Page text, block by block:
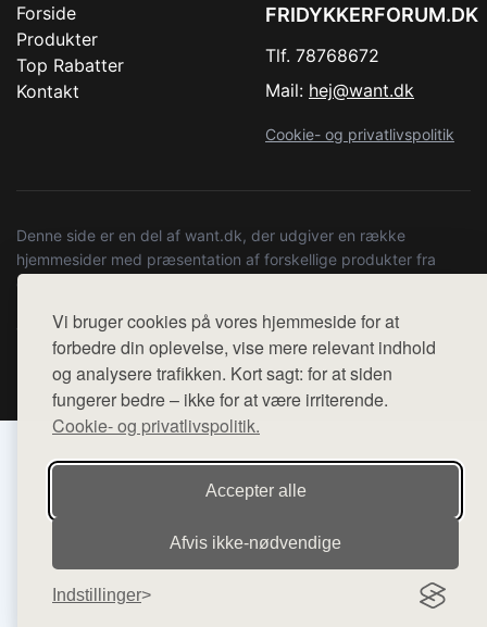
Vi bruger cookies på vores hjemmeside for at
forbedre din oplevelse, vise mere relevant indhold
og analysere trafikken. Kort sagt: for at siden
fungerer bedre – ikke for at være irriterende.
Cookie- og privatlivspolitik.
Accepter alle
Afvis ikke‑nødvendige
Indstillinger
Forside
Produkter
Top Rabatter
Kontakt
FRIDYKKERFORUM.DK
Tlf. 78768672
Mail: hej@want.dk
Cookie- og privatlivspolitik
Denne side er en del af want.dk, der udgiver en række
hjemmesider med præsentation af forskellige produkter fra
diverse webshops. Der sælges ikke varer fra denne side - vi
varerne på lager.
© 2026 fridykkerforum.dk. Alle rettigheder forbeholdes.